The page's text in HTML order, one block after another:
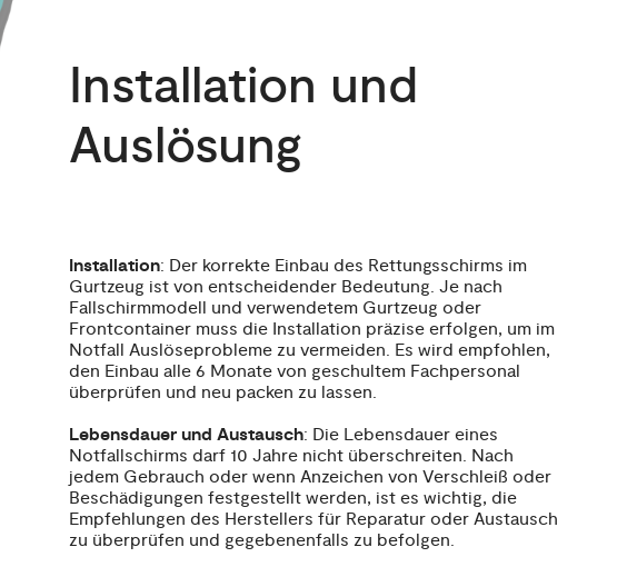
Installation und
Auslösung
Installation: Der korrekte Einbau des Rettungsschirms im
Gurtzeug ist von entscheidender Bedeutung. Je nach
Fallschirmmodell und verwendetem Gurtzeug oder
Frontcontainer muss die Installation präzise erfolgen, um im
Notfall Auslöseprobleme zu vermeiden. Es wird empfohlen,
den Einbau alle 6 Monate von geschultem Fachpersonal
überprüfen und neu packen zu lassen.
Lebensdauer und Austausch: Die Lebensdauer eines
Notfallschirms darf 10 Jahre nicht überschreiten. Nach
jedem Gebrauch oder wenn Anzeichen von Verschleiß oder
Beschädigungen festgestellt werden, ist es wichtig, die
Empfehlungen des Herstellers für Reparatur oder Austausch
zu überprüfen und gegebenenfalls zu befolgen.